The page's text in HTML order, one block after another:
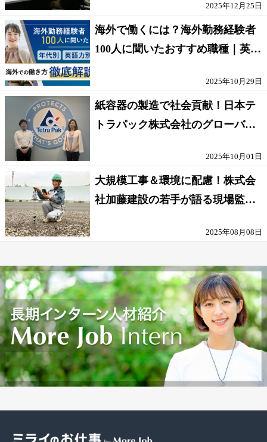
2025年12月25日
海外で働くには？海外勤務経験者
100人に聞いたおすすめ職種｜英語
2025年10月29日
紙容器の製造で社会貢献！日本テ
トラパック株式会社のグローバル
2025年10月01日
大規模工事＆環境に配慮！株式会
社加藤建設の若手が語る現場監督
2025年08月08日